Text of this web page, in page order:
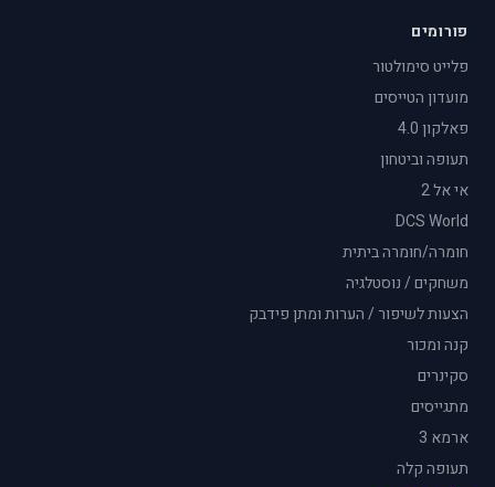
פורומים
פלייט סימולטור
מועדון הטייסים
פאלקון 4.0
תעופה וביטחון
אי אל 2
DCS World
חומרה/חומרה ביתית
משחקים / נוסטלגיה
הצעות לשיפור / הערות ומתן פידבק
קנה ומכור
סקינרים
מתגייסים
ארמא 3
תעופה קלה